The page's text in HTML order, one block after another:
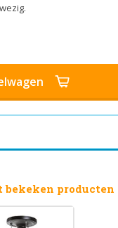
bekeken producten